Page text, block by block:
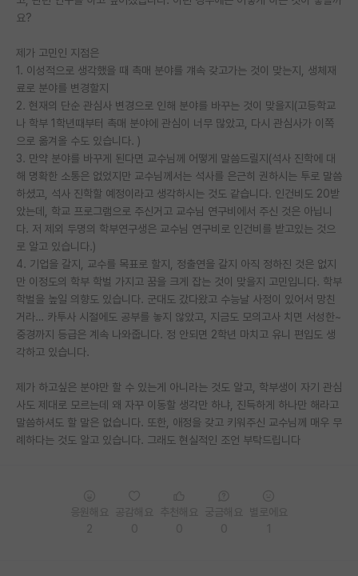
석박사 채용 정보 게시판
학부 인턴 게시판
취업 게시판
임용 후기 게시판
PI 전용 게시판
인문사회 계열 게시판
특수/전문대학원 게시판
반도체/AI 게시판
장학금/장학생 게시판
학술 정보 게시판
홍보 게시판
커리어
유학교육
요?
제가 고민인 지점은
1. 이성적으로 생각했을 때 촉매 분야를 걔속 갖고가는 것이 맞는지, 생체재
료로 분야를 변경할지
2. 현재의 단순 관심사 변경으로 인해 분야를 바꾸는 것이 맞을지(고등학교
나 학부 1학년때부터 촉매 분야에 관심이 너무 많았고, 다시 관심사가 이쪽
으로 옮겨올 수도 있습니다. )
3. 만약 분야를 바꾸게 된다면 교수님께 어떻게 말씀드릴지(석사 진학에 대
해 명확한 소통은 없었지만 교수님께서는 석사를 은근히 권하시는 투로 말씀
하셨고, 석사 진학할 예정이라고 생각하시는 것도 같습니다. 인건비도 20받
았는데, 학교 프로그램으로 주신거고 교수님 연구비에서 주신 것은 아닙니
다. 저 제외 두명의 학부연구생은 교수님 연구비로 인건비를 받고있는 것으
로 알고 있습니다.)
4. 기업을 갈지, 교수를 목표로 할지, 정출연을 갈지 아직 정하진 것은 없지
만 이정도의 학부 학벌 가지고 꿈을 크게 잡는 것이 맞을지 고민입니다. 학부
학벌을 높일 의향도 있습니다. 군대도 갔다왔고 수능날 사정이 있어서 망친
거라… 카투사 시절에도 공부를 놓지 않았고, 지금도 모의고사 치면 서성한~
중경까지 등급은 계속 나와줍니다. 정 안되면 2학년 마치고 유니 편입도 생
각하고 있습니다.
제가 하고싶은 분야만 할 수 있는게 아니라는 것도 알고, 학부생이 자기 관심
사도 제대로 모르는데 왜 자꾸 이동할 생각만 하냐, 진득하게 하나만 해라고
말씀하셔도 할 말은 없습니다. 또한, 애정을 갖고 키워주신 교수님께 매우 무
례하다는 것도 알고 있습니다. 그래도 현실적인 조언 부탁드립니다